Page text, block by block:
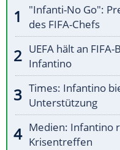
"Infanti-No Go":
des FIFA-Chefs
UEFA hält an
Infantino
Times: Infantino
Unterstützung
Medien: Infantino
Krisentreffen